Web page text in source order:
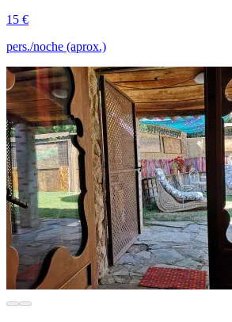
15 €
pers./noche (aprox.)